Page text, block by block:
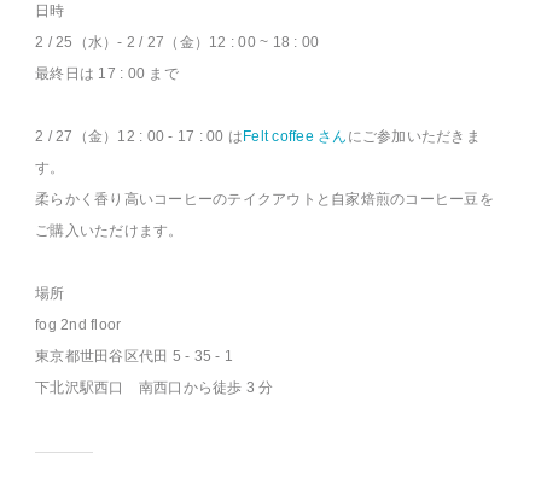
日時
2 / 25（水）- 2 / 27（金）12 : 00 ~ 18 : 00
最終日は 17 : 00 まで
2 / 27（金）12 : 00 - 17 : 00 はFelt coffee さん にご参加いただきま
す。
柔らかく香り高いコーヒーのテイクアウトと自家焙煎のコーヒー豆を
ご購入いただけます。
場所
fog 2nd floor
東京都世田谷区代田 5 - 35 - 1
下北沢駅西口 南西口から徒歩 3 分